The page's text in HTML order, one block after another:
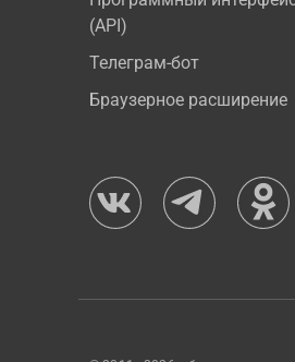
(API)
Телеграм-бот
Браузерное расширение